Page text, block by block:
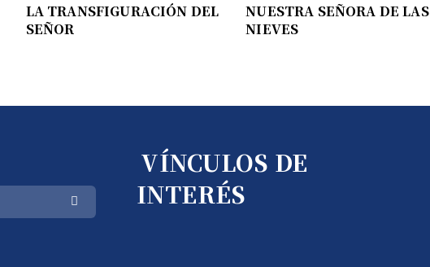
LA TRANSFIGURACIÓN DEL
SEÑOR
NUESTRA SEÑORA DE LAS
NIEVES
VÍNCULOS DE
INTERÉS